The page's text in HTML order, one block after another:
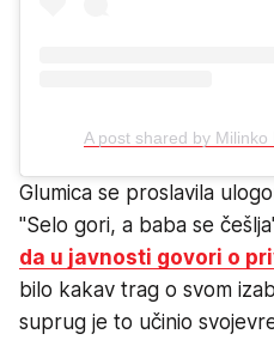
A post shared by
Glumica se proslavila
"Selo gori, a baba se
da u javnosti govori o
bilo kakav trag o svom
suprug je to učinio